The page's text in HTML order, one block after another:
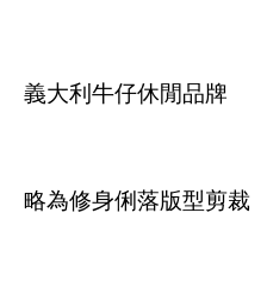
義大利牛仔休閒品牌
略為修身俐落版型剪裁